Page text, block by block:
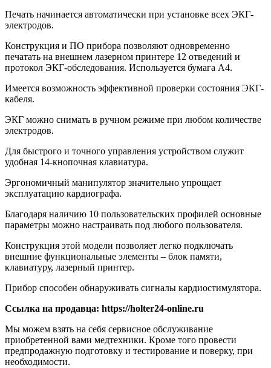
Печать начинается автоматически при установке всех ЭКГ-
электродов.
Конструкция и ПО прибора позволяют одновременно
печатать на внешнем лазерном принтере 12 отведений и
протокол ЭКГ-обследования. Используется бумага А4.
Имеется возможность эффективной проверки состояния ЭКГ-
кабеля.
ЭКГ можно снимать в ручном режиме при любом количестве
электродов.
Для быстрого и точного управления устройством служит
удобная 14-кнопочная клавиатура.
Эргономичный манипулятор значительно упрощает
эксплуатацию кардиографа.
Благодаря наличию 10 пользовательских профилей основные
параметры можно настраивать под любого пользователя.
Конструкция этой модели позволяет легко подключать
внешние функциональные элементы – блок памяти,
клавиатуру, лазерный принтер.
Прибор способен обнаруживать сигналы кардиостимулятора.
Ссылка на продавца: https://holter24-online.ru
Мы можем взять на себя сервисное обслуживание
приобретенной вами медтехники. Кроме того провести
предпродажную подготовку и тестирование и поверку, при
необходимости.